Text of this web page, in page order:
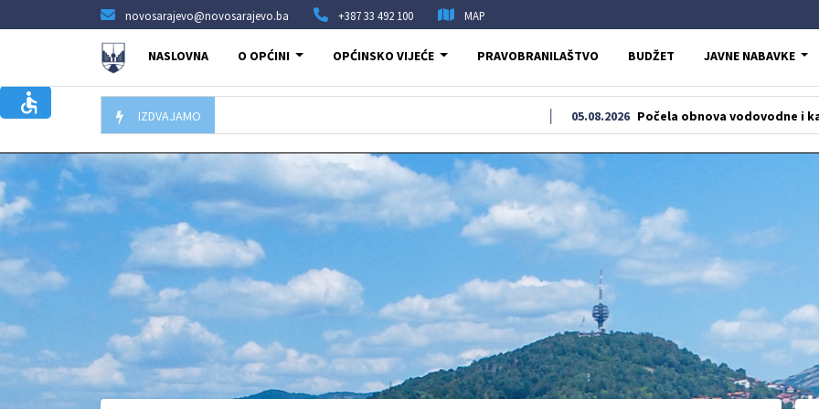
novosarajevo@novosarajevo.ba +387 33 492 100 MAP
NASLOVNA O OPĆINI OPĆINSKO VIJEĆE PRAVOBRANILAŠTVO BUDŽET JAVNE NABAVKE
IZDVAJAMO Počela obnova vodovodne i kanalizacione